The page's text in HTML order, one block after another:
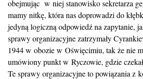
obejmując w niej stanowisko sekretarza
mamy nitkę, która nas doprowadzi do
jedyną logiczną odpowiedź na zapytanie,
sprawy organizacyjne zatrzymały
1944 w obozie w Oświęcimiu, tak że nie
umówiony punkt w Ryczowie, gdzie
Te sprawy organizacyjne to powiązania z